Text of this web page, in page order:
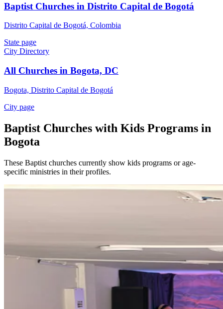
Baptist Churches in Distrito Capital de Bogotá
Distrito Capital de Bogotá, Colombia
State page
City Directory
All Churches in Bogota, DC
Bogota, Distrito Capital de Bogotá
City page
Baptist Churches with Kids Programs in
Bogota
These Baptist churches currently show kids programs or age-
specific ministries in their profiles.